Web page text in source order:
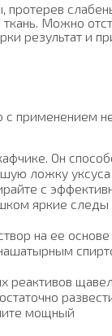
протерев
Можно
результат и
с применением
Он
ложку уксуса
с
яркие следы
на ее основе
реактивов
мощный